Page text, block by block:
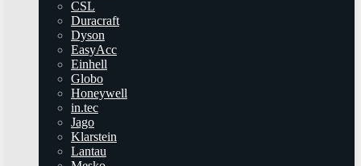
CSL
Duracraft
Dyson
EasyAcc
Einhell
Globo
Honeywell
in.tec
Jago
Klarstein
Lantau